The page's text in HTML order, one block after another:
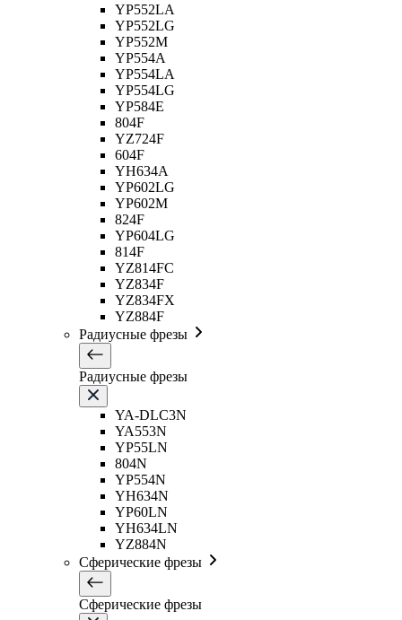
YP552LA
YP552LG
YP552M
YP554A
YP554LA
YP554LG
YP584E
804F
YZ724F
604F
YH634A
YP602LG
YP602M
824F
YP604LG
814F
YZ814FC
YZ834F
YZ834FX
YZ884F
Радиусные фрезы
Радиусные фрезы
YA-DLC3N
YA553N
YP55LN
804N
YP554N
YH634N
YP60LN
YH634LN
YZ884N
Сферические фрезы
Сферические фрезы